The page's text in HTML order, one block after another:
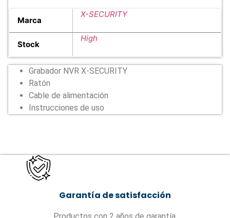
Marca
X-SECURITY
Stock
High
Grabador NVR X-SECURITY
Ratón
Cable de alimentación
Instrucciones de uso
Garantía de satisfacción